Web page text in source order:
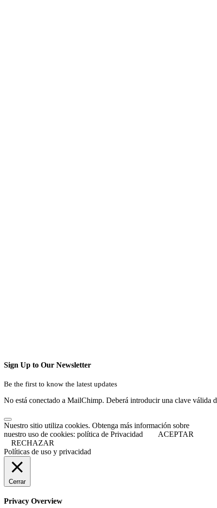
Sign Up to Our Newsletter
Be the first to know the latest updates
No está conectado a MailChimp. Deberá introducir una clave válida
Nuestro sitio utiliza cookies. Obtenga más información sobre
nuestro uso de cookies: política de Privacidad
ACEPTAR
RECHAZAR
Políticas de uso y privacidad
Cerrar
Privacy Overview